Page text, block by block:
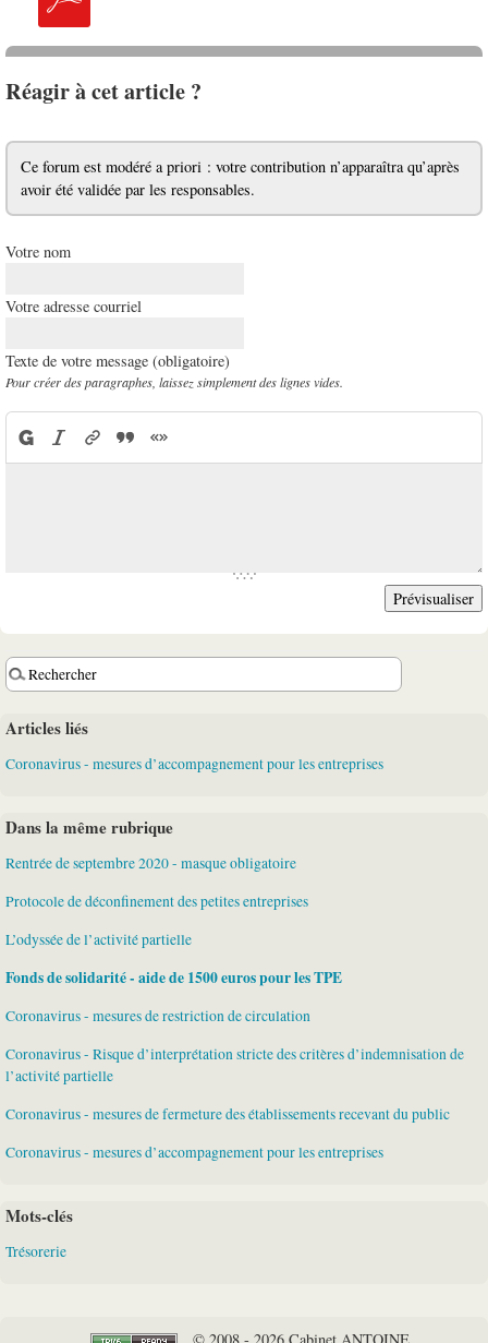
Réagir à cet article ?
Ce forum est modéré a priori : votre contribution n’apparaîtra qu’après
avoir été validée par les responsables.
Votre nom
Votre adresse courriel
Texte de votre message (obligatoire)
Pour créer des paragraphes, laissez simplement des lignes vides.
Articles liés
Coronavirus - mesures d’accompagnement pour les entreprises
Dans la même rubrique
Rentrée de septembre 2020 - masque obligatoire
Protocole de déconfinement des petites entreprises
L’odyssée de l’activité partielle
Fonds de solidarité - aide de 1500 euros pour les TPE
Coronavirus - mesures de restriction de circulation
Coronavirus - Risque d’interprétation stricte des critères d’indemnisation de
l’activité partielle
Coronavirus - mesures de fermeture des établissements recevant du public
Coronavirus - mesures d’accompagnement pour les entreprises
Mots-clés
Trésorerie